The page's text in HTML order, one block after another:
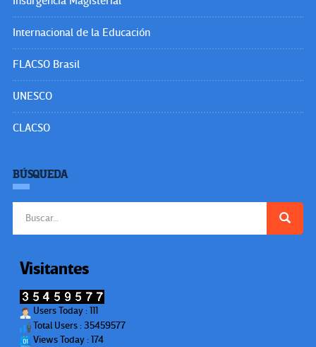
Internacional de la Educación
FLACSO Brasil
UNESCO
CLACSO
BÚSQUEDA
Visitantes
Users Today : 111
Total Users : 35459577
Views Today : 174